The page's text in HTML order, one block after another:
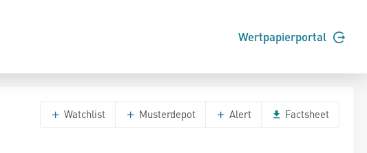
Wertpapierportal
Watchlist Musterdepot Alert Factsheet